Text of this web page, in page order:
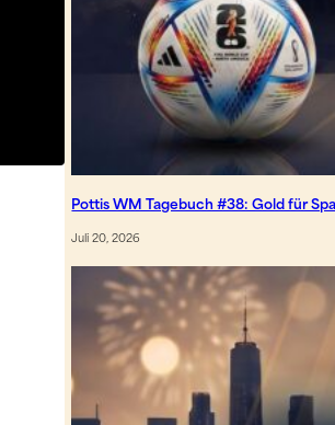
Pottis WM Tagebuch #38: Gold für
Juli 20, 2026